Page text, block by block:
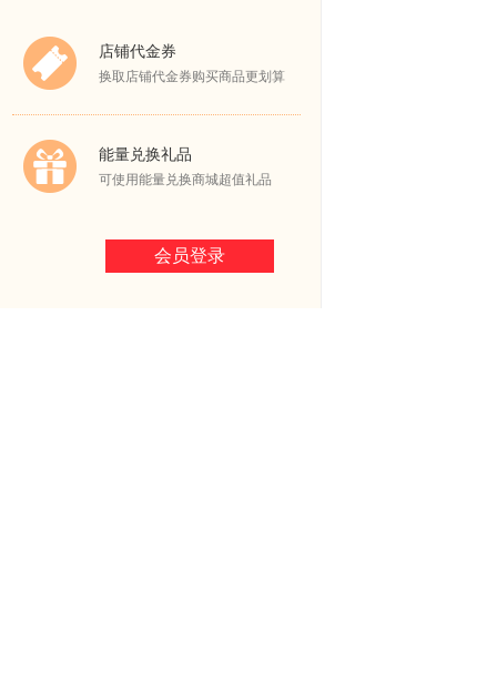
店铺代金券
换取店铺代金券购买商品更划算
能量兑换礼品
可使用能量兑换商城超值礼品
会员登录